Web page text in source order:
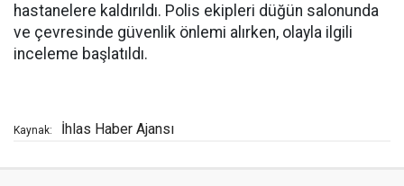
hastanelere kaldırıldı. Polis ekipleri düğün salonunda
ve çevresinde güvenlik önlemi alırken, olayla ilgili
inceleme başlatıldı.
Kaynak: İhlas Haber Ajansı